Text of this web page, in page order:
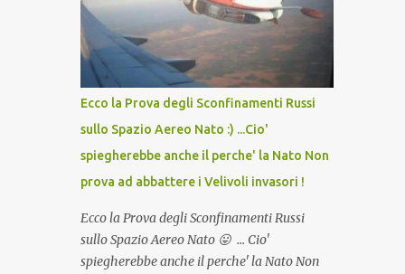
lo scopo della temperatura? Qualcuno a suo
tempo ribattezzo' il Vaccino come: l' Amaro
del Capo, era "spettacolare Ghiacciato, ma
andava bene anche, a Temperatura
Ambiente"! Riproponiamo l'articolo per NON
Ecco la Prova degli Sconfinamenti Russi
sullo Spazio Aereo Nato :) ...Cio'
spiegherebbe anche il perche' la Nato Non
prova ad abbattere i Velivoli invasori !
Ecco la Prova degli Sconfinamenti Russi
sullo Spazio Aereo Nato 😛 ... Cio'
spiegherebbe anche il perche' la Nato Non